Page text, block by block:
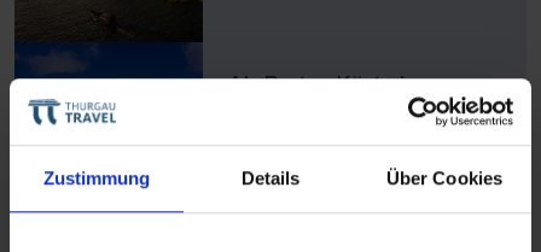
Zustimmung Details Über Cookies
Ab Portos Küste ins
schöne Dourotal mit
Nachprogramm in
Lissabon